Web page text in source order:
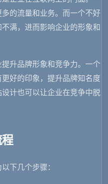
的流量和业务。而一个不好
满，进而影响企业的形象和
升品牌形象和竞争力。一个
好的印象，提升品牌知名度
计也可以让企业在竞争中脱
下几个步骤：